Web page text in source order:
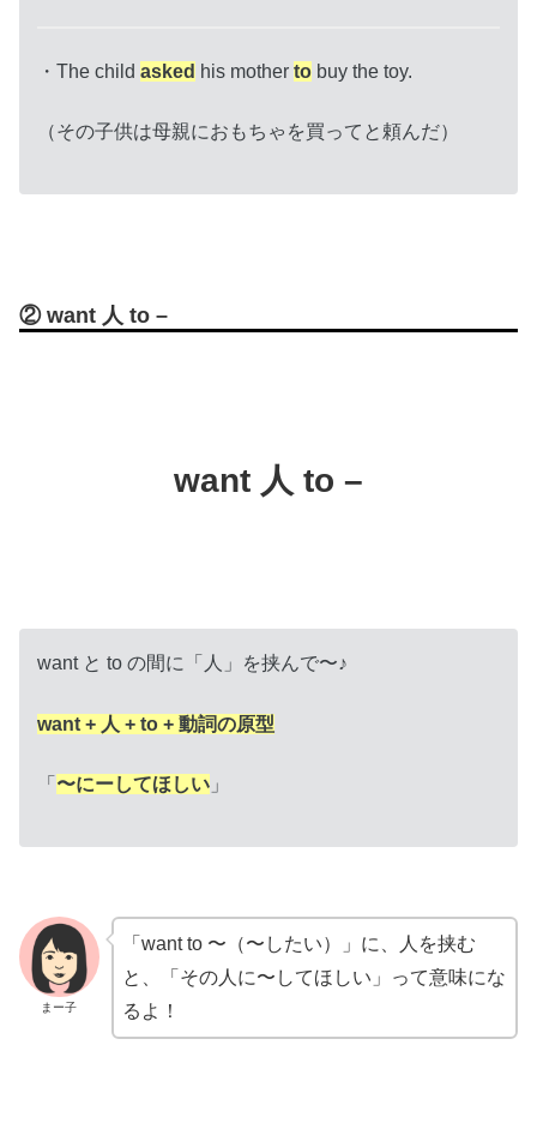
・The child asked his mother to buy the toy.
（その子供は母親におもちゃを買ってと頼んだ）
② want 人 to –
want 人 to –
want と to の間に「人」を挟んで〜♪
want + 人 + to + 動詞の原型
「 〜にーしてほしい 」
まー子
「want to 〜（〜したい）」に、人を挟む
と、「その人に〜してほしい」って意味にな
るよ！